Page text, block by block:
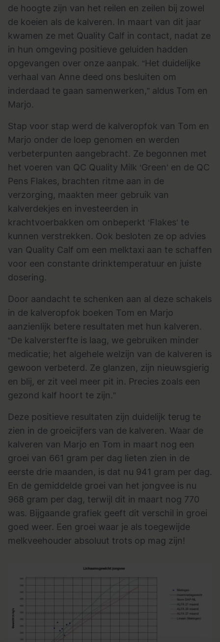
de hoogte zijn van het reilen en zeilen bij zowel
de koeien als de kalveren. In maart van dit jaar
kwamen ze met Quality Calf in contact, nadat ze
in hun omgeving positieve geluiden hadden
opgevangen over onze aanpak. “Het duidelijke
verhaal van Anne deed ons besluiten om
inderdaad te gaan samenwerken,” aldus Tom en
Marjo.
Stap voor stap werd de kalveropfok van Tom en
Marjo onder de loep genomen en werden
verbeterpunten aangebracht. Ze begonnen met
het voeren van QC Quality Milk ‘Green’ en de QC
Pens Flakes, brachten ritme aan in de
verzorging, maakten meer gebruik van
kalverdekjes en investeerden in
krachtvoerbakken om onbeperkt ‘Flakes’ te
kunnen verstrekken. Ook besloten ze op advies
van Quality Calf om een melktaxi aan te schaffen
voor een constante drinktemperatuur en juiste
dosering.
Door aandacht te schenken aan al deze schakels
in de kalveropfok boeken Tom en Marjo
aanzienlijk betere resultaten met hun kalveren.
“De kalversterfte is laag, we gebruiken minder
medicatie; het algehele welzijn van de kalveren is
gewoon verbeterd. Ze glanzen, zijn nieuwsgierig
en blij, er zit veel meer pit in. Precies zoals een
gezond kalf hoort te zijn.”
Deze positieve resultaten zijn duidelijk terug te
zien in de groeicijfers van de kalveren. Waar de
kalveren van Marjo en Tom in maart nog een
groei van 661 gram per dag lieten zien in de
eerste drie maanden, is dat nu 941 gram per dag.
En de gemiddelde groei van het jongvee is nu
968 gram per dag, terwijl dit in maart nog 770
was. Bijgaande grafiek geeft dit verschil in groei
goed weer. Een groei waar je als toegewijde
melkveehouder absoluut trots op mag zijn!